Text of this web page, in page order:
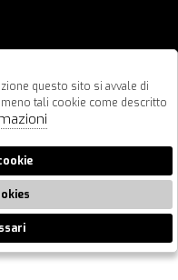
by
questo sito si avvale di
tali cookie come descritto